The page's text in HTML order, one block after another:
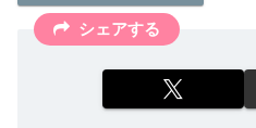
シェアする